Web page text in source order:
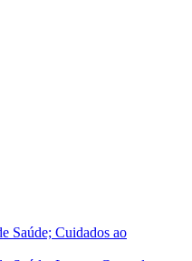
Saúde; Cuidados ao